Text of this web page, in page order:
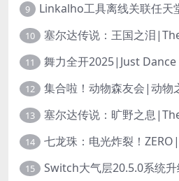
9 Linkalho工具离线关联任天
10
11 舞力全开2025|Just Dance
12
13
14
15 Switch大气层20.5.0系统